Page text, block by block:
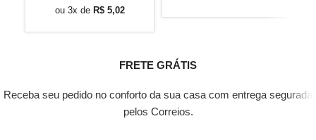
ou 3x de R$5,02
FRETE GRÁTIS
Receba seu pedido no conforto da sua casa com entrega segurada
pelos Correios.